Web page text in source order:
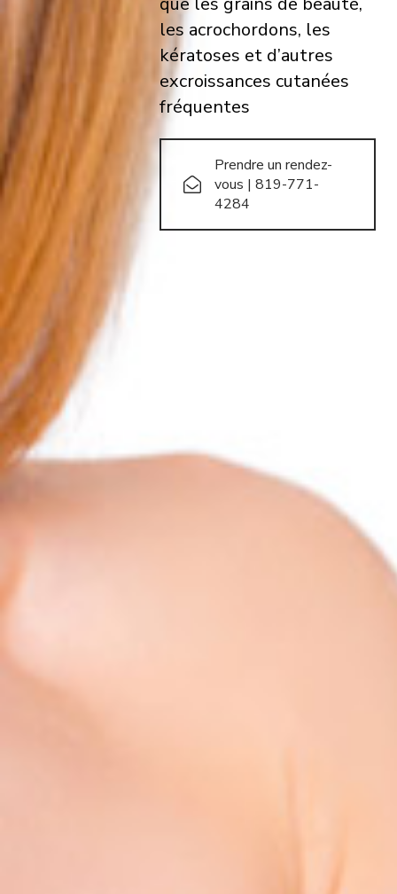
les acrochordons, les
kératoses et d’autres
excroissances cutanées
fréquentes
Prendre un rendez-
vous | 819-771-
4284